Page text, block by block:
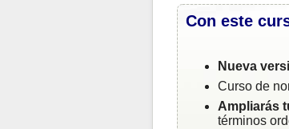
Con este
Nueva
Curso de
Ampliarás
términos